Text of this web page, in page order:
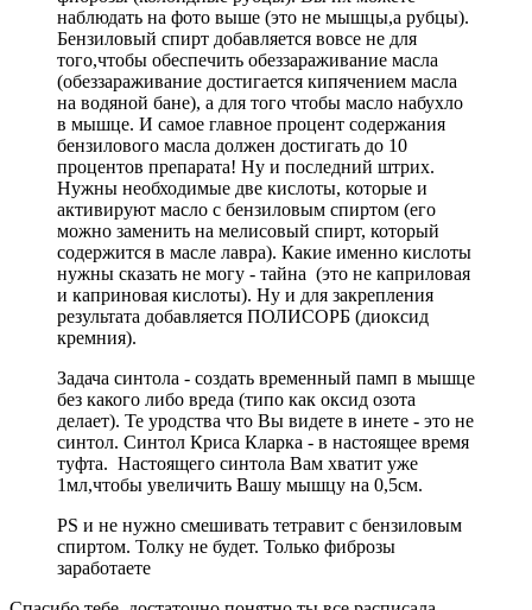
наблюдать на фото выше (это не мышцы,а рубцы).
Бензиловый спирт добавляется вовсе не для
того,чтобы обеспечить обеззараживание масла
(обеззараживание достигается кипячением масла
на водяной бане), а для того чтобы масло набухло
в мышце. И самое главное процент содержания
бензилового масла должен достигать до 10
процентов препарата! Ну и последний штрих.
Нужны необходимые две кислоты, которые и
активируют масло с бензиловым спиртом (его
можно заменить на мелисовый спирт, который
содержится в масле лавра). Какие именно кислоты
нужны сказать не могу - тайна (это не каприловая
и каприновая кислоты). Ну и для закрепления
результата добавляется ПОЛИСОРБ (диоксид
кремния).
Задача синтола - создать временный памп в мышце
без какого либо вреда (типо как оксид озота
делает). Те уродства что Вы видете в инете - это не
синтол. Синтол Криса Кларка - в настоящее время
туфта. Настоящего синтола Вам хватит уже
1мл,чтобы увеличить Вашу мышцу на 0,5см.
PS и не нужно смешивать тетравит с бензиловым
спиртом. Толку не будет. Только фиброзы
заработаете